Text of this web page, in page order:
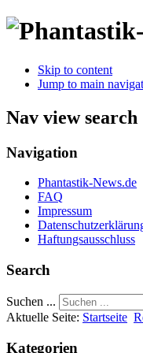
Skip to content
Jump to main
Nav view search
Navigation
Phantastik-News.de
FAQ
Impressum
Haftungsausschluss
Search
Suchen ...
Aktuelle Seite: Startseite
Kategorien